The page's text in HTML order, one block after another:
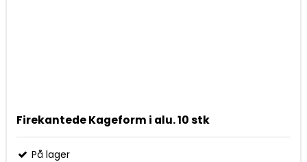
Firekantede Kageform i alu. 10 stk
På lager